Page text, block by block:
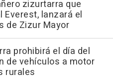
zizurtarra que
Everest, lanzará el
de Zizur Mayor
prohibirá el día del
de vehículos a motor
rurales